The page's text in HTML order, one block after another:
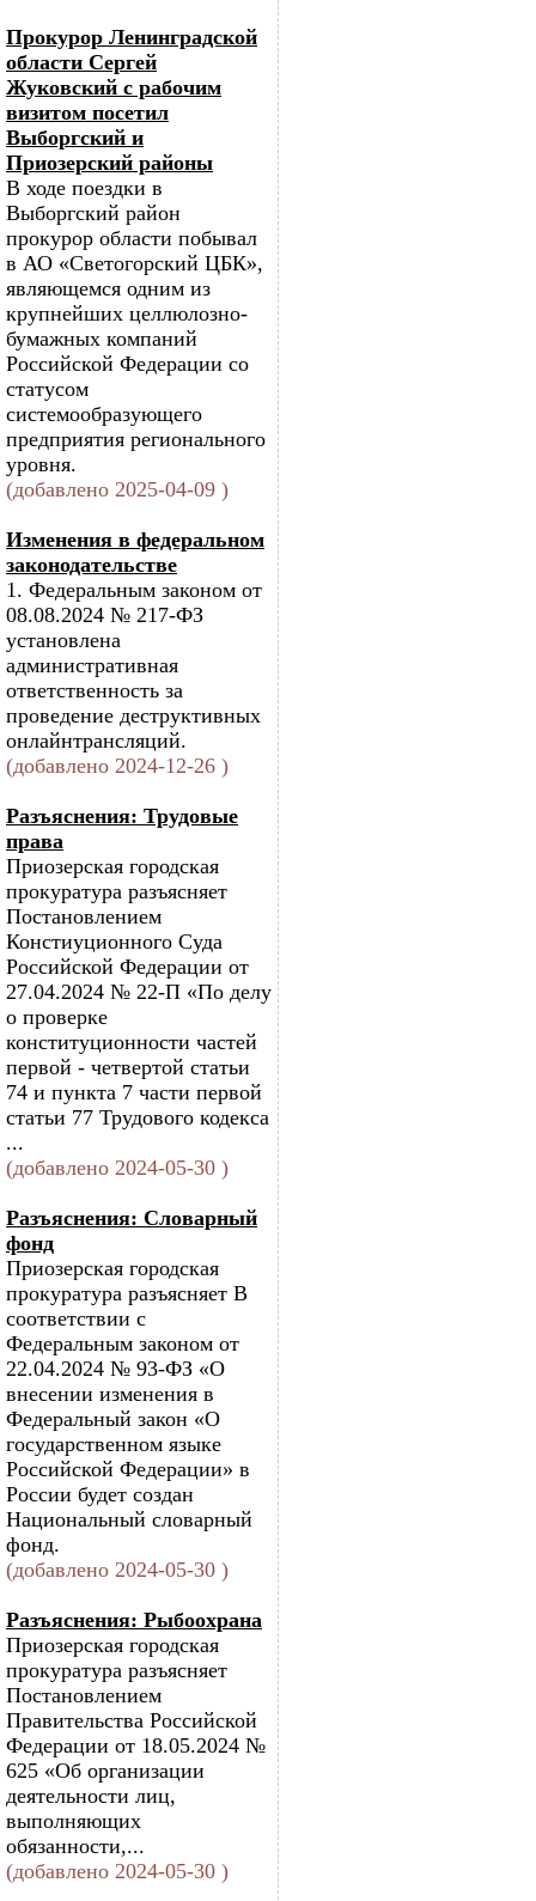
Прокурор Ленинградской
области Сергей
Жуковский с рабочим
визитом посетил
Выборгский и
Приозерский районы
В ходе поездки в
Выборгский район
прокурор области побывал
в АО «Светогорский ЦБК»,
являющемся одним из
крупнейших целлюлозно-
бумажных компаний
Российской Федерации со
статусом
системообразующего
предприятия регионального
уровня.
(добавлено 2025-04-09 )
Изменения в федеральном
законодательстве
1. Федеральным законом от
08.08.2024 № 217-ФЗ
установлена
административная
ответственность за
проведение деструктивных
онлайнтрансляций.
(добавлено 2024-12-26 )
Разъяснения: Трудовые
права
Приозерская городская
прокуратура разъясняет
Постановлением
Констиуционного Суда
Российской Федерации от
27.04.2024 № 22-П «По делу
о проверке
конституционности частей
первой - четвертой статьи
74 и пункта 7 части первой
статьи 77 Трудового кодекса
...
(добавлено 2024-05-30 )
Разъяснения: Словарный
фонд
Приозерская городская
прокуратура разъясняет В
соответствии с
Федеральным законом от
22.04.2024 № 93-ФЗ «О
внесении изменения в
Федеральный закон «О
государственном языке
Российской Федерации» в
России будет создан
Национальный словарный
фонд.
(добавлено 2024-05-30 )
Разъяснения: Рыбоохрана
Приозерская городская
прокуратура разъясняет
Постановлением
Правительства Российской
Федерации от 18.05.2024 №
625 «Об организации
деятельности лиц,
выполняющих
обязанности,...
(добавлено 2024-05-30 )